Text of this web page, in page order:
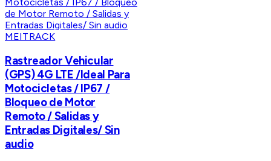
MEITRACK
Rastreador Vehicular
(GPS) 4G LTE /Ideal Para
Motocicletas / IP67 /
Bloqueo de Motor
Remoto / Salidas y
Entradas Digitales/ Sin
audio